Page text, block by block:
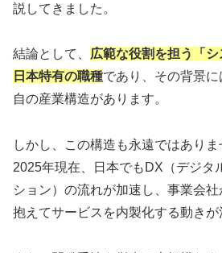
説してきました。
結論として、 広範な役割を担う「
日本特有の職種であり、その背景
自の産業構造があります。
しかし、この構造も永遠ではありま
2025年現在、日本でもDX（デジタ
ション）の流れが加速し、事業会
抱えてサービスを内製化する動きが